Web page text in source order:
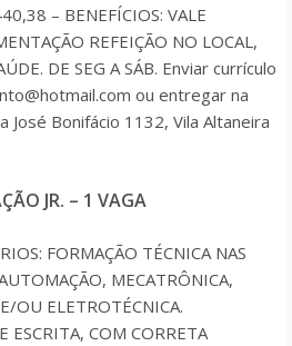
– BENEFÍCIOS: VALE
REFEIÇÃO NO LOCAL,
DE SEG A SÁB. Enviar currículo
ou entregar na
José Bonifácio 1132, Vila Altaneira
JR. – 1 VAGA
FORMAÇÃO TÉCNICA NAS
MECATRÔNICA,
OU ELETROTÉCNICA.
ESCRITA, COM CORRETA